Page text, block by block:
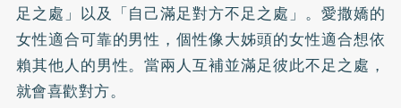
足之處」以及「自己滿足對方不足之處」。愛撒嬌的
女性適合可靠的男性，個性像大姊頭的女性適合想依
賴其他人的男性。當兩人互補並滿足彼此不足之處，
就會喜歡對方。